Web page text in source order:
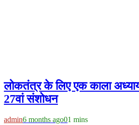
लोकतंत्र के लिए एक काला
27वां संशोधन
admin6 months ago01 mins